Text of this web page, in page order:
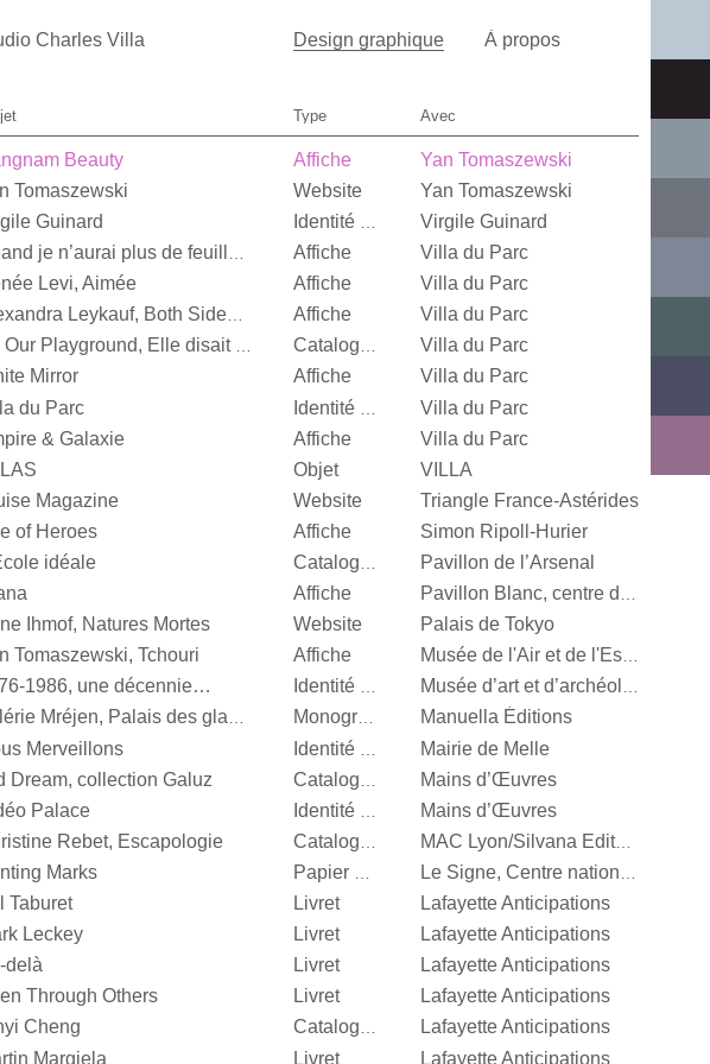
Charles Villa Design graphique À propos
Type Avec
Beauty Affiche
Yan Tomaszewski
Tomaszewski Website
Yan Tomaszewski
Guinard
Virgile Guinard
Quand je n’aurai plus de feuille, […] Affiche
Villa du Parc
Levi, Aimée Affiche
Villa du Parc
Alexandra Leykauf, Both Sides Now Affiche
Villa du Parc
It’s Our Playground, Elle disait bonjour aux machines Catalogue d’exposition
Villa du Parc
Mirror Affiche
Villa du Parc
du Parc
Villa du Parc
& Galaxie Affiche
Villa du Parc
Objet
VILLA
Magazine Website
Triangle France-Astérides
of Heroes Affiche
Simon Ripoll-Hurier
idéale Catalogue d’exposition
Pavillon de l’Arsenal
Affiche Pavillon Blanc, centre d’art contemporain de la Ville de Colomiers
Ihmof, Natures Mortes Website
Palais de Tokyo
Tomaszewski, Tchouri Affiche Musée de l'Air et de l'Espace
1986, une décennie… Identité visuelle Musée d’art et d’archéologie d’Aurillac
Valérie Mréjen, Palais des glaces Monographie
Manuella Éditions
Merveillons
Mairie de Melle
Dream, collection Galuz
Mains d’Œuvres
Palace
Mains d’Œuvres
Rebet, Escapologie MAC Lyon/Silvana Editoriale
Marks
Taburet Livret
Lafayette Anticipations
Leckey Livret
Lafayette Anticipations
delà Livret
Lafayette Anticipations
Through Others Livret
Lafayette Anticipations
Cheng Catalogue d’exposition
Lafayette Anticipations
Margiela Livret Lafayette Anticipations